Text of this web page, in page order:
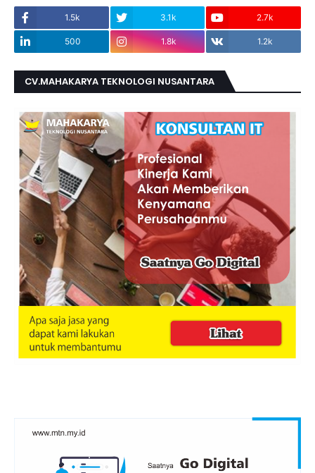
1.5k 3.1k 2.7k
500 1.8k 1.2k
CV.MAHAKARYA TEKNOLOGI NUSANTARA